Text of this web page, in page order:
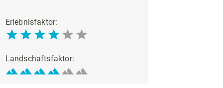
Erlebnisfaktor:
Landschaftsfaktor: